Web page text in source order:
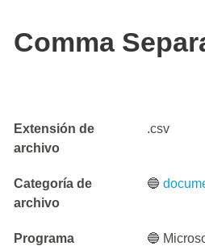
Comma
Extensión de
archivo
.csv
Categoría de
archivo
🔵
Programa
🔵